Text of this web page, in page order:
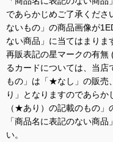
であらかじめご了承くださ
ないもの」の商品画像が
ない商品」に当てはまりま
再販表記の星マークの有
るカードについては、当
もの」は「★なし」の販売
り」となりますのであら
（★あり）の記載のもの」
「商品名に表記のない商
い。